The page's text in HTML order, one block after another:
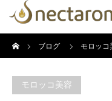
ブログ
モロッコ
モロッコ美容